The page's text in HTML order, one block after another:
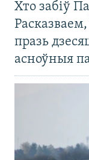
Хто забіў
празь
асноўныя